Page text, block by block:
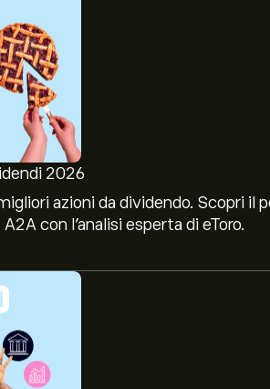
2026
azioni da dividendo. Scopri il
con l’analisi esperta di eToro.